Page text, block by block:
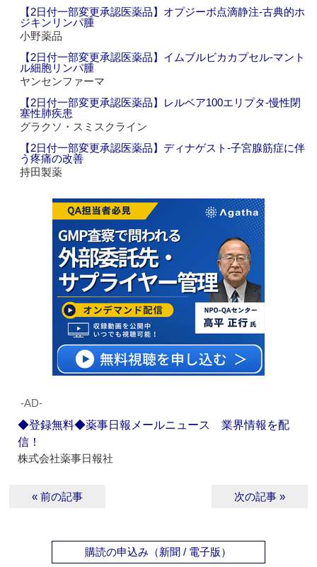
【2日付一部変更承認医薬品】オプジーボ点滴静注‐古典的ホ
ジキンリンパ腫
小野薬品
【2日付一部変更承認医薬品】イムブルビカカプセル‐マント
ル細胞リンパ腫
ヤンセンファーマ
【2日付一部変更承認医薬品】レルベア100エリプタ‐慢性閉
塞性肺疾患
グラクソ・スミスクライン
【2日付一部変更承認医薬品】ディナゲスト‐子宮腺筋症に伴
う疼痛の改善
持田製薬
‐AD‐
◆登録無料◆薬事日報メールニュース 業界情報を配
信！
株式会社薬事日報社
« 前の記事 次の記事 »
購読の申込み（新聞 / 電子版）